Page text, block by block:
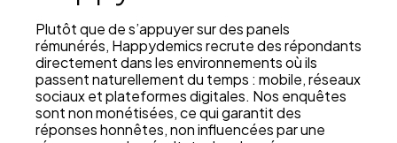
Plutôt que de s’appuyer sur des panels
rémunérés, Happydemics recrute des répondants
directement dans les environnements où ils
passent naturellement du temps : mobile, réseaux
sociaux et plateformes digitales. Nos enquêtes
sont non monétisées, ce qui garantit des
réponses honnêtes, non influencées par une